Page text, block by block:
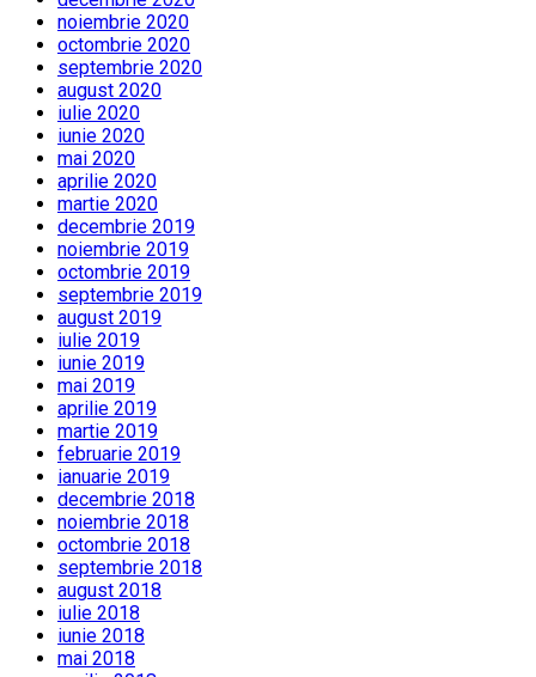
noiembrie 2020
octombrie 2020
septembrie 2020
august 2020
iulie 2020
iunie 2020
mai 2020
aprilie 2020
martie 2020
decembrie 2019
noiembrie 2019
octombrie 2019
septembrie 2019
august 2019
iulie 2019
iunie 2019
mai 2019
aprilie 2019
martie 2019
februarie 2019
ianuarie 2019
decembrie 2018
noiembrie 2018
octombrie 2018
septembrie 2018
august 2018
iulie 2018
iunie 2018
mai 2018